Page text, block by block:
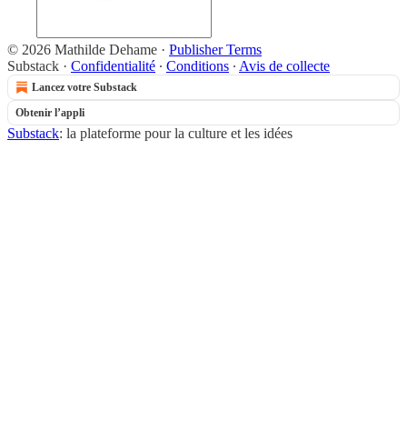
© 2026 Mathilde Dehame · Publisher Terms
Substack · Confidentialité ∙ Conditions ∙ Avis de collecte
Lancez votre Substack
Obtenir l’appli
Substack: la plateforme pour la culture et les idées